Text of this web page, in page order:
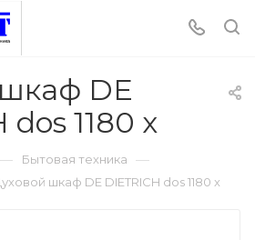
DE
dos 1180 x
— Бытовая техника —
шкаф DE DIETRICH dos 1180 x